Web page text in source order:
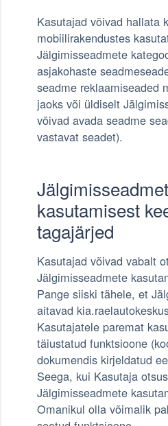
Kasutajad võivad hallata
mobiilirakendustes
Jälgimisseadmete
asjakohaste
seadme reklaamiseaded
jaoks või üldiselt
võivad avada seadme
vastavat seadet).
kasutamisest
tagajärjed
Kasutajad võivad vabalt
Jälgimisseadmete
Pange siiski tähele, et
aitavad
Kasutajatele paremat
täiustatud funktsioone
dokumendis kirjeldatud
Seega, kui Kasutaja
Jälgimisseadmete
Omanikul olla võimalik